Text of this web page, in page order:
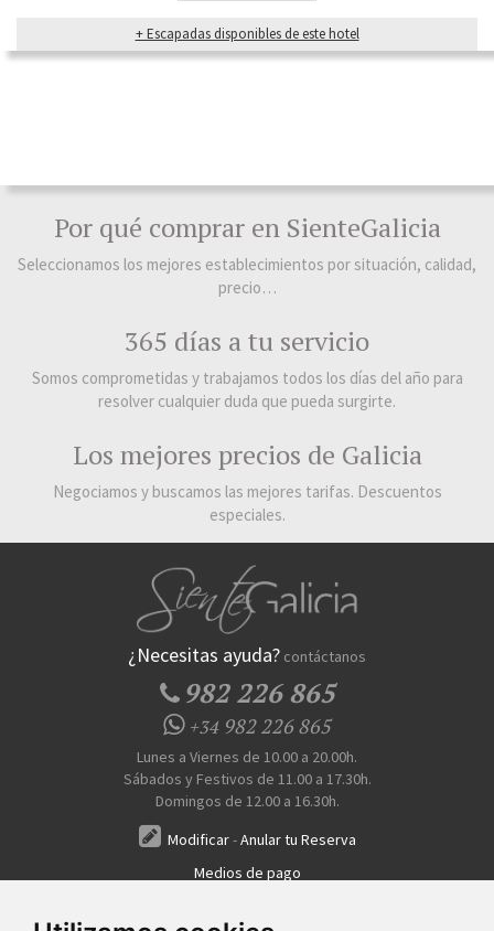
+ Escapadas disponibles de este hotel
Por qué comprar en SienteGalicia
Seleccionamos los mejores establecimientos por situación, calidad,
precio…
365 días a tu servicio
Somos comprometidas y trabajamos todos los días del año para
resolver cualquier duda que pueda surgirte.
Los mejores precios de Galicia
Negociamos y buscamos las mejores tarifas. Descuentos
especiales.
¿Necesitas ayuda? contáctanos
982 226 865
+34982 226 865
Lunes a Viernes de 10.00 a 20.00h.
Sábados y Festivos de 11.00 a 17.30h.
Domingos de 12.00 a 16.30h.
Modificar-Anular tu Reserva
Medios de pago